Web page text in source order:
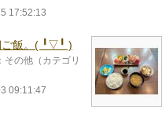
17:52:13
ご飯。(⁠ ⁠╹⁠▽⁠╹⁠ ⁠)
その他（カテゴリ
09:11:47